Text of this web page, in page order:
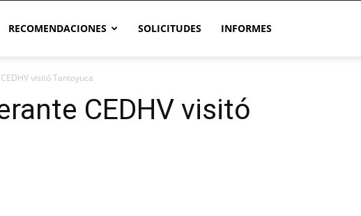
RECOMENDACIONES SOLICITUDES INFORMES
visitó Tantoyuca
CEDHV visitó